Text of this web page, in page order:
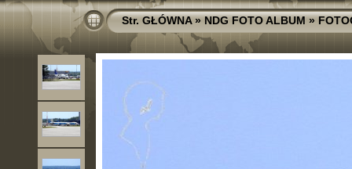
Str. GŁÓWNA»NDG FOTO ALBUM»